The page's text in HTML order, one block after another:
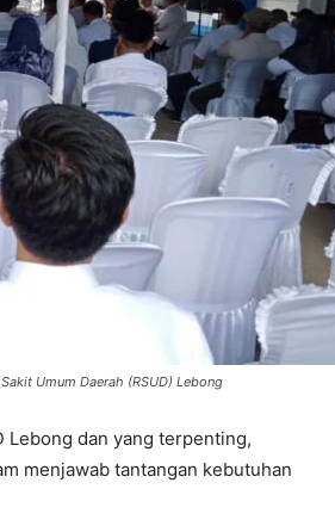
Umum Daerah (RSUD) Lebong
Lebong dan yang terpenting,
menjawab tantangan kebutuhan